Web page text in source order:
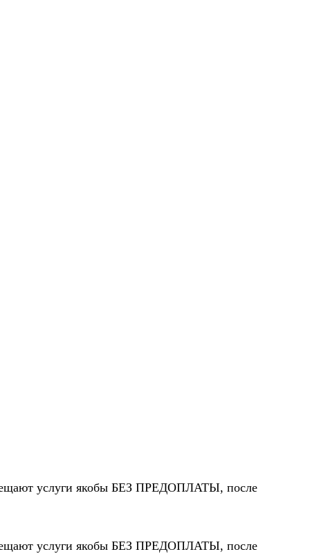
услуги якобы БЕЗ ПРЕДОПЛАТЫ, после
услуги якобы БЕЗ ПРЕДОПЛАТЫ, после